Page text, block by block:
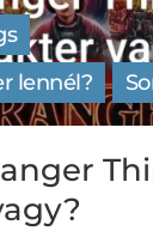
lennél?